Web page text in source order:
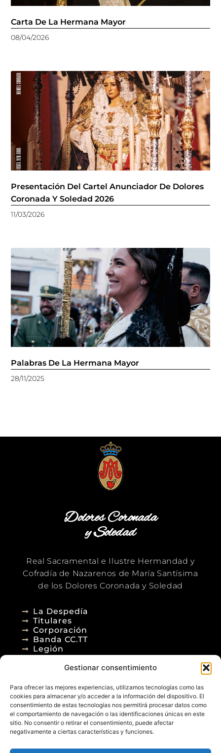
Gestionar consentimiento
Para ofrecer las mejores experiencias, utilizamos tecnologías como las
cookies para almacenar y/o acceder a la información del dispositivo. El
consentimiento de estas tecnologías nos permitirá procesar datos como
el comportamiento de navegación o las identificaciones únicas en este
sitio. No consentir o retirar el consentimiento, puede afectar
negativamente a ciertas características y funciones.
Carta De La Hermana Mayor
08/04/2026
Presentación Del Cartel Anunciador De Dolores
Coronada Y Soledad 2026
11/03/2026
Palabras De La Hermana Mayor
28/11/2025
Dolores Coronada
y Soledad
Real Sacramental e Ilustre Hermandad y
Cofradía de Nazarenos de María Santísima
de los Dolores Coronada y Soledad
La Despedía
Titulares
Corporación
Banda CC.TT
Legión
Agenda
Contacto